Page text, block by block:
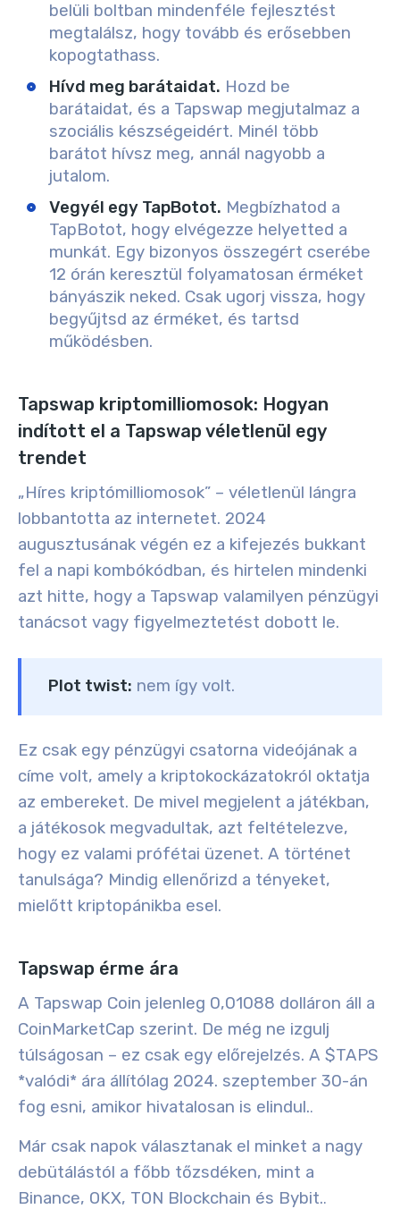
belüli boltban mindenféle fejlesztést
megtalálsz, hogy tovább és erősebben
kopogtathass.
Hívd meg barátaidat. Hozd be
barátaidat, és a Tapswap megjutalmaz a
szociális készségeidért. Minél több
barátot hívsz meg, annál nagyobb a
jutalom.
Vegyél egy TapBotot. Megbízhatod a
TapBotot, hogy elvégezze helyetted a
munkát. Egy bizonyos összegért cserébe
12 órán keresztül folyamatosan érméket
bányászik neked. Csak ugorj vissza, hogy
begyűjtsd az érméket, és tartsd
működésben.
Tapswap kriptomilliomosok: Hogyan
indított el a Tapswap véletlenül egy
trendet
„Híres kriptómilliomosok” – véletlenül lángra
lobbantotta az internetet. 2024
augusztusának végén ez a kifejezés bukkant
fel a napi kombókódban, és hirtelen mindenki
azt hitte, hogy a Tapswap valamilyen pénzügyi
tanácsot vagy figyelmeztetést dobott le.
Plot twist: nem így volt.
Ez csak egy pénzügyi csatorna videójának a
címe volt, amely a kriptokockázatokról oktatja
az embereket. De mivel megjelent a játékban,
a játékosok megvadultak, azt feltételezve,
hogy ez valami prófétai üzenet. A történet
tanulsága? Mindig ellenőrizd a tényeket,
mielőtt kriptopánikba esel.
Tapswap érme ára
A Tapswap Coin jelenleg 0,01088 dolláron áll a
CoinMarketCap szerint. De még ne izgulj
túlságosan – ez csak egy előrejelzés. A $TAPS
*valódi* ára állítólag 2024. szeptember 30-án
fog esni, amikor hivatalosan is elindul..
Már csak napok választanak el minket a nagy
debütálástól a főbb tőzsdéken, mint a
Binance, OKX, TON Blockchain és Bybit..